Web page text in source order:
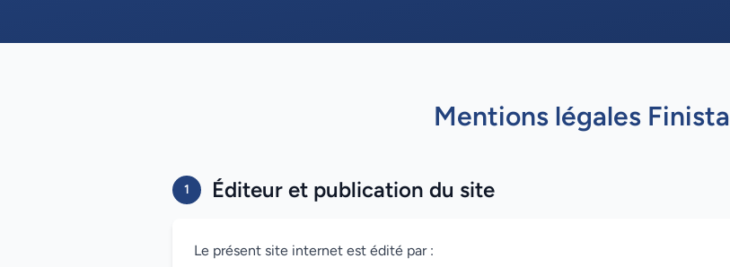
Mentions légales
1 Éditeur et publication du site
Le présent site internet est édité par :